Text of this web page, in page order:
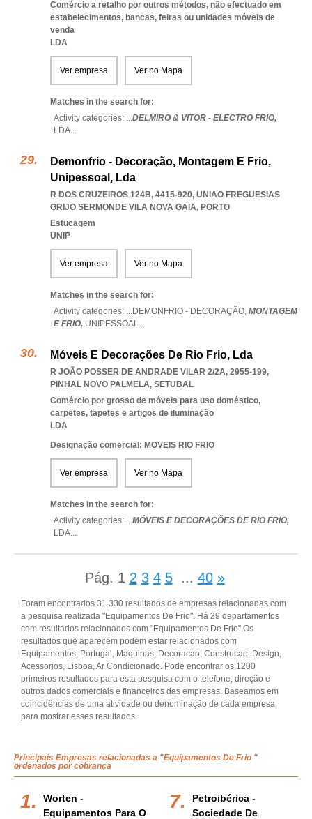
Comércio a retalho por outros métodos, não efectuado em
estabelecimentos, bancas, feiras ou unidades móveis de
venda
LDA
Ver empresa Ver no Mapa
Matches in the search for:
Activity categories: ...DELMIRO & VITOR - ELECTRO FRIO,
LDA...
Demonfrio - Decoração, Montagem E Frio,
Unipessoal, Lda
R DOS CRUZEIROS 124B, 4415-920, UNIAO FREGUESIAS
GRIJO SERMONDE VILA NOVA GAIA, PORTO
Estucagem
UNIP
Ver empresa Ver no Mapa
Matches in the search for:
Activity categories: ...DEMONFRIO - DECORAÇÃO, MONTAGEM
E FRIO, UNIPESSOAL...
Móveis E Decorações De Rio Frio, Lda
R JOÃO POSSER DE ANDRADE VILAR 2/2A, 2955-199,
PINHAL NOVO PALMELA, SETUBAL
Comércio por grosso de móveis para uso doméstico,
carpetes, tapetes e artigos de iluminação
LDA
Designação comercial: MOVEIS RIO FRIO
Ver empresa Ver no Mapa
Matches in the search for:
Activity categories: ...MÓVEIS E DECORAÇÕES DE RIO FRIO,
LDA...
Pág. 1 2 3 4 5 ... 40 »
Foram encontrados 31.330 resultados de empresas relacionadas com
a pesquisa realizada "Equipamentos De Frio". Há 29 departamentos
com resultados relacionados com "Equipamentos De Frio".Os
resultados que aparecem podem estar relacionados com
Equipamentos, Portugal, Maquinas, Decoracao, Construcao, Design,
Acessorios, Lisboa, Ar Condicionado. Pode encontrar os 1200
primeiros resultados para esta pesquisa com o telefone, direção e
outros dados comerciais e financeiros das empresas. Baseamos em
coincidências de uma atividade ou denominação de cada empresa
para mostrar esses resultados.
Principais Empresas relacionadas a "Equipamentos De Frio "
ordenados por cobrança
Worten -
Equipamentos Para O
Petroibérica -
Sociedade De